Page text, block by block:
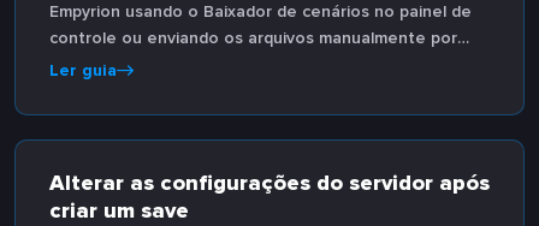
Empyrion usando o Baixador de cenários no painel de
controle ou enviando os arquivos manualmente por
FTP.
Ler guia
Alterar as configurações do servidor após
criar um save